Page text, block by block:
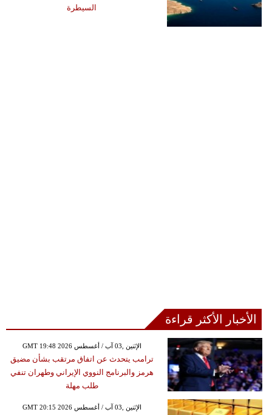
السيطرة
الأخبار الأكثر قراءة
GMT 19:48 2026 الإثنين ,03 آب / أغسطس
ترامب يتحدث عن اتفاق مرتقب بشأن مضيق
هرمز والبرنامج النووي الإيراني وطهران تنفي
طلب مهلة
GMT 20:15 2026 الإثنين ,03 آب / أغسطس